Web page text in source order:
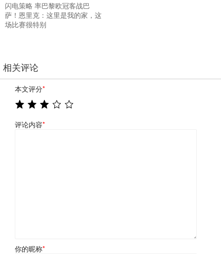
闪电策略 率巴黎欧冠客战巴
萨！恩里克：这里是我的家，这
场比赛很特别
相关评论
本文评分*
评论内容*
你的昵称*